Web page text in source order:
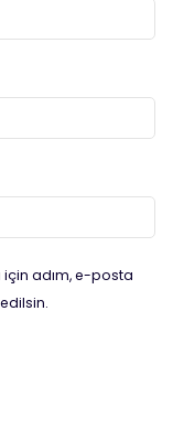
için adım, e-posta